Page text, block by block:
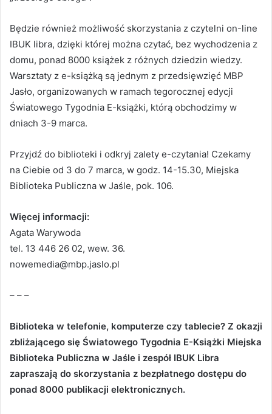
Będzie również możliwość skorzystania z czytelni on-line
IBUK libra, dzięki której można czytać, bez wychodzenia z
domu, ponad 8000 książek z różnych dziedzin wiedzy.
Warsztaty z e-książką są jednym z przedsięwzięć MBP
Jasło, organizowanych w ramach tegorocznej edycji
Światowego Tygodnia E-książki, którą obchodzimy w
dniach 3-9 marca.
Przyjdź do biblioteki i odkryj zalety e-czytania! Czekamy
na Ciebie od 3 do 7 marca, w godz. 14-15.30, Miejska
Biblioteka Publiczna w Jaśle, pok. 106.
Więcej informacji:
Agata Warywoda
tel. 13 446 26 02, wew. 36.
nowemedia@mbp.jaslo.pl
– – –
Biblioteka w telefonie, komputerze czy tablecie? Z okazji
zbliżającego się Światowego Tygodnia E-Książki Miejska
Biblioteka Publiczna w Jaśle i zespół IBUK Libra
zapraszają do skorzystania z bezpłatnego dostępu do
ponad 8000 publikacji elektronicznych.